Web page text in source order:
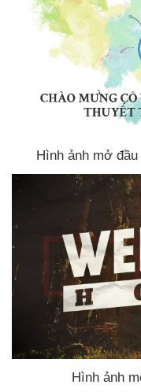
Hình ảnh mở
Hình ảnh